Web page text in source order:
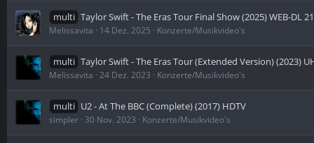
multi Taylor Swift - The Eras Tour Final Show (2025) WEB-DL
Melissavita 14 Dez. 2025 Konzerte/Musikvideo's
multi Taylor Swift - The Eras Tour (Extended Version) (2023)
Melissavita 24 Dez. 2023 Konzerte/Musikvideo's
multi U2 - At The BBC (Complete) (2017) HDTV
simpler 30 Nov. 2023 Konzerte/Musikvideo's